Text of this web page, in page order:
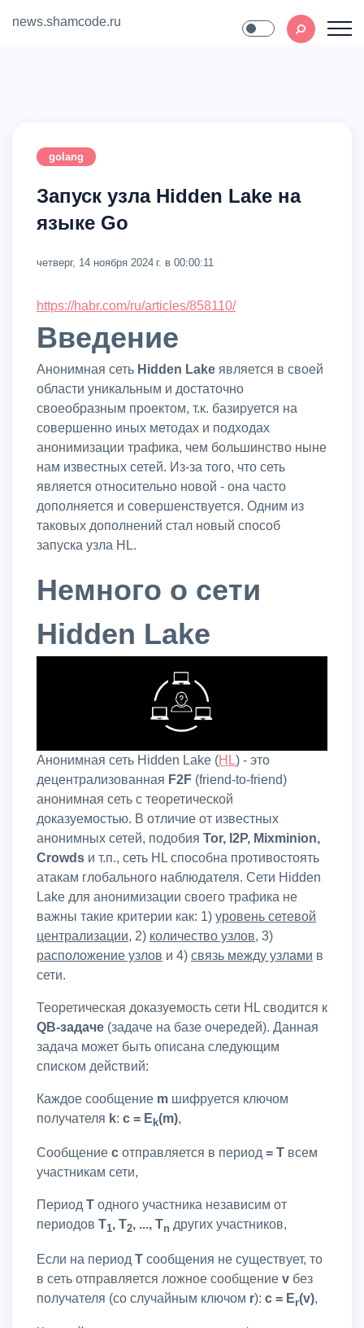
news.shamcode.ru
golang
Запуск узла Hidden Lake на
языке Go
четверг, 14 ноября 2024 г. в 00:00:11
https://habr.com/ru/articles/858110/
Введение
Анонимная сеть Hidden Lake является в своей
области уникальным и достаточно
своеобразным проектом, т.к. базируется на
совершенно иных методах и подходах
анонимизации трафика, чем большинство ныне
нам известных сетей. Из-за того, что сеть
является относительно новой - она часто
дополняется и совершенствуется. Одним из
таковых дополнений стал новый способ
запуска узла HL.
Немного о сети
Hidden Lake
Анонимная сеть Hidden Lake (HL) - это
децентрализованная F2F (friend-to-friend)
анонимная сеть с теоретической
доказуемостью. В отличие от известных
анонимных сетей, подобия Tor, I2P, Mixminion,
Crowds и т.п., сеть HL способна противостоять
атакам глобального наблюдателя. Сети Hidden
Lake для анонимизации своего трафика не
важны такие критерии как: 1) уровень сетевой
централизации, 2) количество узлов, 3)
расположение узлов и 4) связь между узлами в
сети.
Теоретическая доказуемость сети HL сводится к
QB-задаче (задаче на базе очередей). Данная
задача может быть описана следующим
списком действий:
Каждое сообщение m шифруется ключом
получателя k: c = E k(m),
Сообщение c отправляется в период = T всем
участникам сети,
Период T одного участника независим от
периодов T1, T2, ..., Tn других участников,
Если на период T сообщения не существует, то
в сеть отправляется ложное сообщение v без
получателя (со случайным ключом r): c = Er(v),